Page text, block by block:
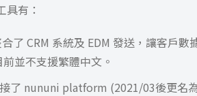
具有：
了 CRM 系統及 EDM 發送，讓客戶
並不支援繁體中文。
了 nununi platform (2021/03後更名